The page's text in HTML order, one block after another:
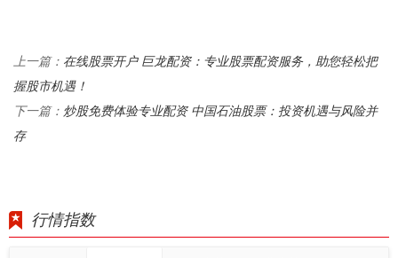
上一篇： 在线股票开户 巨龙配资：专业股票配资服务，助您轻松把
握股市机遇！
下一篇： 炒股免费体验专业配资 中国石油股票：投资机遇与风险并
存
行情指数